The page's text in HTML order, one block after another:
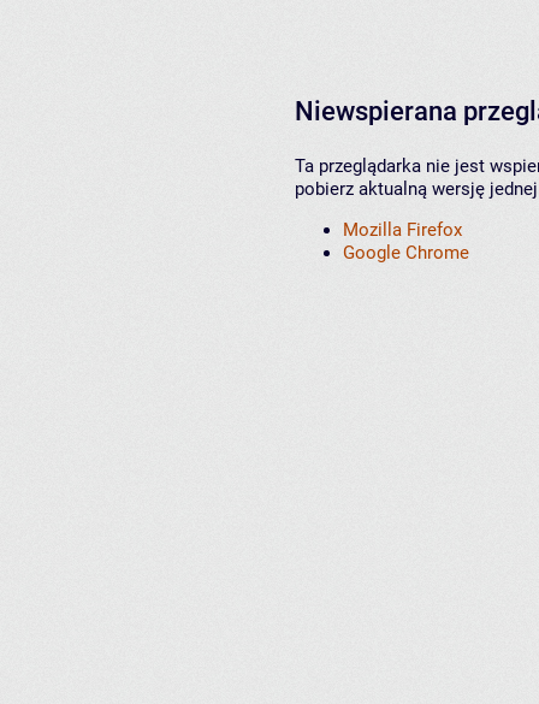
Niewspierana
Ta przeglądarka nie jest
pobierz aktualną wersję
Mozilla Firefox
Google Chrome